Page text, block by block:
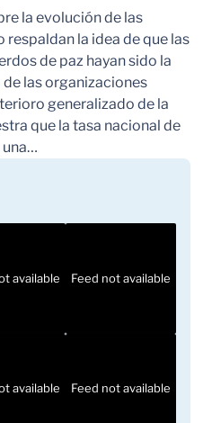
la evolución de las
la idea de que las
de paz hayan sido la
las organizaciones
generalizado de la
que la tasa nacional de
available Feed not available
available Feed not available